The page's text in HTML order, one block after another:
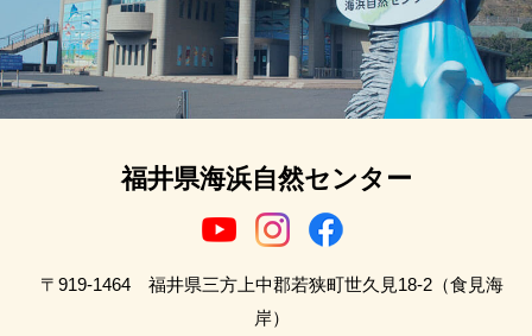
福井県海浜自然センター
〒919-1464 福井県三方上中郡若狭町世久見18-2（食見海
岸）